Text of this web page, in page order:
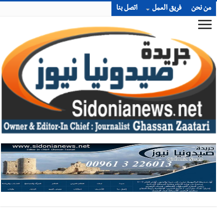
من نحن فريق العمل اتصل بنا